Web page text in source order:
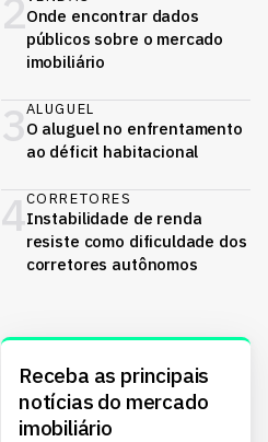
2Onde encontrar dados
públicos sobre o mercado
imobiliário
3ALUGUEL
O aluguel no enfrentamento
ao déficit habitacional
4CORRETORES
Instabilidade de renda
resiste como dificuldade dos
corretores autônomos
Receba as principais
notícias do mercado
imobiliário